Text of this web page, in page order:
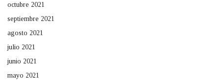
octubre 2021
septiembre 2021
agosto 2021
julio 2021
junio 2021
mayo 2021